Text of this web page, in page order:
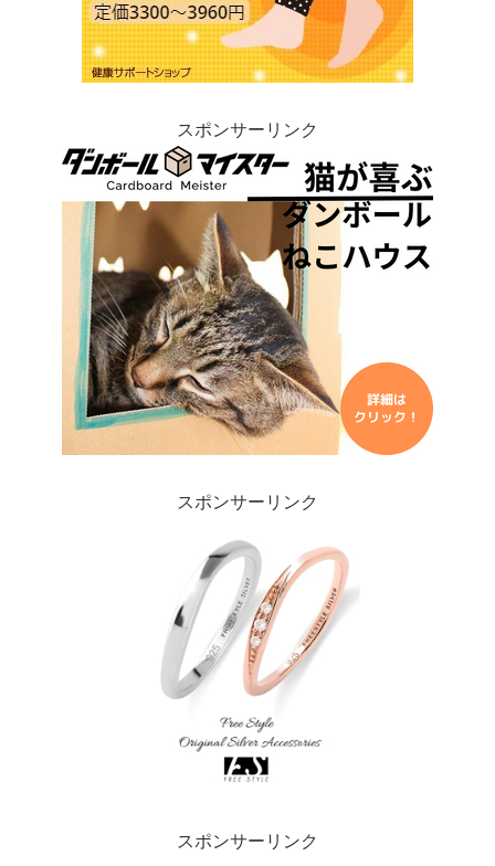
スポンサーリンク
スポンサーリンク
スポンサーリンク